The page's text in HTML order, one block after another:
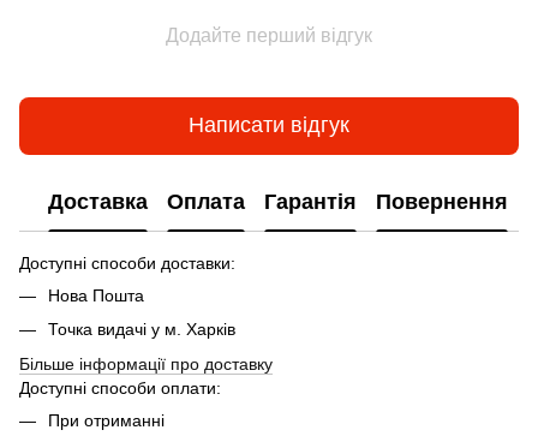
Додайте перший відгук
Написати відгук
Доставка Оплата Гарантія Повернення
Доступні способи доставки:
Нова Пошта
Точка видачі у м. Харків
Більше інформації про доставку
Доступні способи оплати:
При отриманні